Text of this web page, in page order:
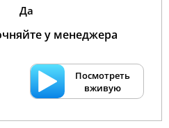
Да
у менеджера
Посмотреть
вживую